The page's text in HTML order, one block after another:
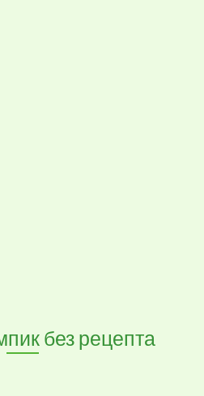
без рецепта